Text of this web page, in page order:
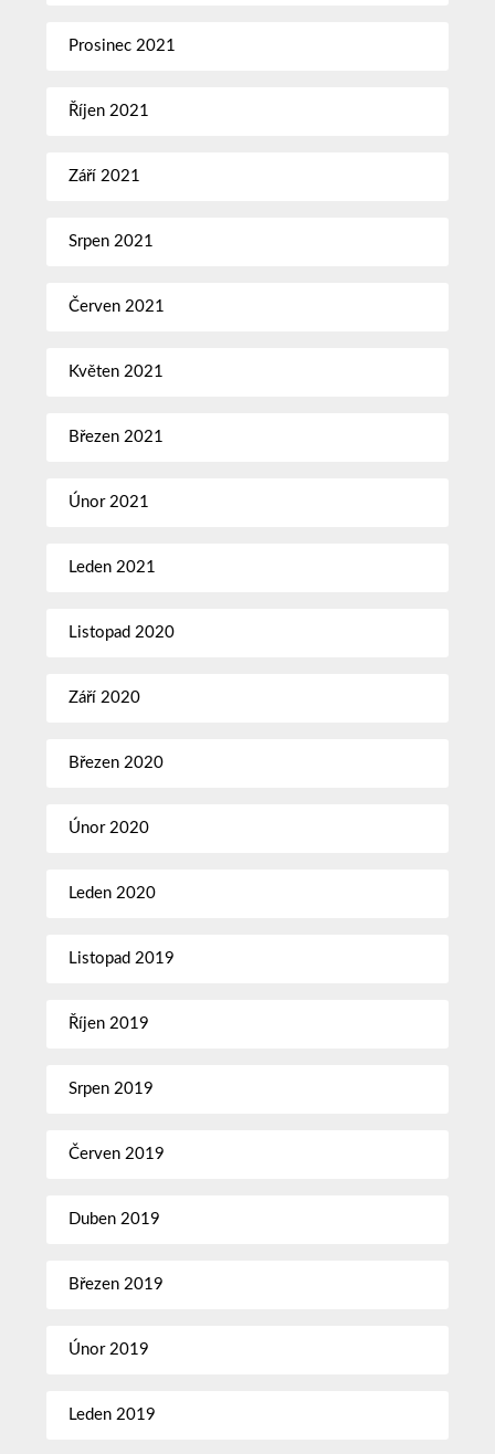
Prosinec 2021
Říjen 2021
Září 2021
Srpen 2021
Červen 2021
Květen 2021
Březen 2021
Únor 2021
Leden 2021
Listopad 2020
Září 2020
Březen 2020
Únor 2020
Leden 2020
Listopad 2019
Říjen 2019
Srpen 2019
Červen 2019
Duben 2019
Březen 2019
Únor 2019
Leden 2019